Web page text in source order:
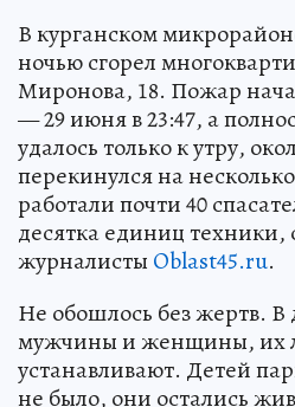
В курганском
ночью сгорел
Миронова, 18. Пожар
— 29 июня в 23:47, а
удалось только к утру,
перекинулся на
работали почти 40
десятка единиц
журналисты Oblast45.ru.
Не обошлось без жертв.
мужчины и женщины, их
устанавливают. Детей
не было, они остались